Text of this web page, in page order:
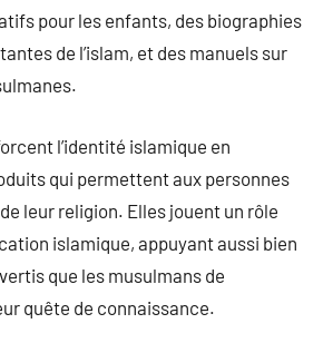
pour les enfants, des biographies
de l’islam, et des manuels sur
l’identité islamique en
qui permettent aux personnes
leur religion. Elles jouent un rôle
islamique, appuyant aussi bien
que les musulmans de
quête de connaissance.